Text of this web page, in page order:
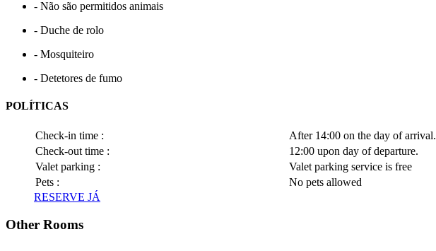
- Não são permitidos animais
- Duche de rolo
- Mosquiteiro
- Detetores de fumo
POLÍTICAS
Check-in time :
After 14:00 on the day of arrival.
Check-out time :
12:00 upon day of departure.
Valet parking :
Valet parking service is free
Pets :
No pets allowed
RESERVE JÁ
Other Rooms